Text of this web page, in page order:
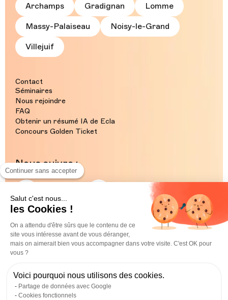
Continuer sans accepter
Salut c'est nous...
les Cookies !
On a attendu d'être sûrs que le contenu de ce
site vous intéresse avant de vous déranger,
mais on aimerait bien vous accompagner dans votre visite. C'est OK pour
vous ?
Voici pourquoi nous utilisons des cookies.
Partage de données avec Google
Cookies fonctionnels
Archamps Gradignan Lomme
Massy-Palaiseau Noisy-le-Grand
Villejuif
Nous suivre :
Instagram
Instagram Instagram
Contact
Séminaires
Nous rejoindre
FAQ
Obtenir un résumé IA de Ecla
Concours Golden Ticket
ECLA©2026